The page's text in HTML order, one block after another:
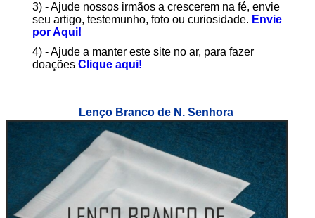
3) - Ajude nossos irmãos a crescerem na fé, envie
seu artigo, testemunho, foto ou curiosidade. Envie
por Aqui!
4) - Ajude a manter este site no ar, para fazer
doações Clique aqui!
Lenço Branco de N. Senhora